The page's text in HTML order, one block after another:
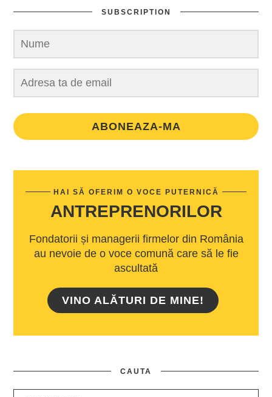
SUBSCRIPTION
ABONEAZA-MA
HAI SĂ OFERIM O VOCE PUTERNICĂ
ANTREPRENORILOR
Fondatorii și managerii firmelor din România
au nevoie de o voce comună care să le fie
ascultată
VINO ALĂTURI DE MINE!
CAUTA